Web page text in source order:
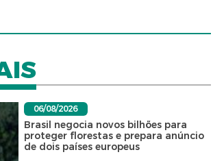
06/08/2026
Brasil negocia novos bilhões para
proteger florestas e prepara anúncio
de dois países europeus